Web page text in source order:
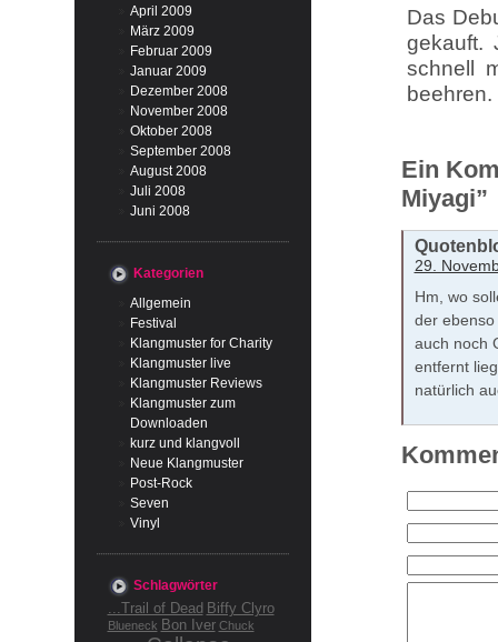
April 2009
März 2009
Februar 2009
Januar 2009
Dezember 2008
November 2008
Oktober 2008
September 2008
August 2008
Juli 2008
Juni 2008
Kategorien
Allgemein
Festival
Klangmuster for Charity
Klangmuster live
Klangmuster Reviews
Klangmuster zum
Downloaden
kurz und klangvoll
Neue Klangmuster
Post-Rock
Seven
Vinyl
Schlagwörter
...Trail of Dead Biffy Clyro
Blueneck Bon Iver Chuck
Das
gekauft.
schnell
beehren.
Ein
Miyagi”
29.
Hm, wo
der
auch noch
entfernt
natürlich